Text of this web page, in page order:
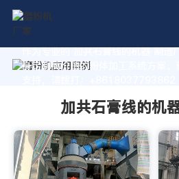
作为专业的 加共石膏线的机器 制造
身定制高价值的粉体加工系统方案。
加共石膏线的机